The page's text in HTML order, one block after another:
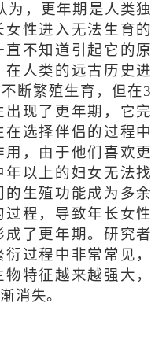
为，更年期是人类独
性进入无法生育的
不知道引起它的原
在人类的远古历史进
断繁殖生育，但在3
现了更年期，它完
选择伴侣的过程中
，由于他们喜欢更
以上的妇女无法找
生殖功能成为多余
程，导致年长女性
了更年期。研究者
过程中非常常见，
特征越来越强大，
消失。